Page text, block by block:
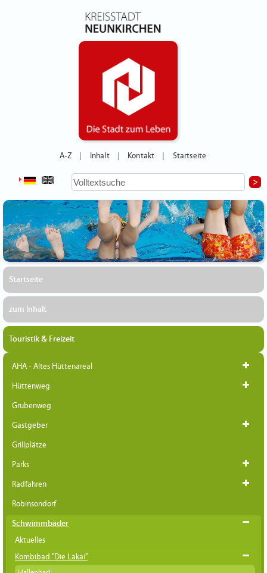
A-Z Inhalt Kontakt Startseite
Startseite
zum Inhalt
Touristik & Freizeit
AHA - Altes Hüttenareal
Hüttenweg
Grubenweg
Gastgeber
Grillplätze
Parks
Radfahren
Robinsondorf
Schwimmbäder
Aktuelles
Kombibad "Die Lakai"